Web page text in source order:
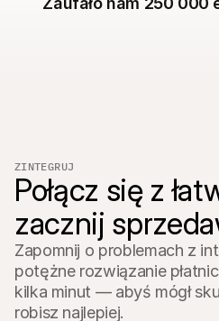
Dla kupujących
ZINTEGRUJ
Połącz się z
zacznij
Zapomnij o problemach z
potężne rozwiązanie
kilka minut — abyś mógł
robisz najlepiej.